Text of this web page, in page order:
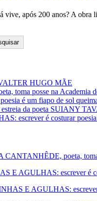
após 200 anos? A obra
VALTER HUGO MÃE
toma posse na Academia
é um fiapo de sol
da poeta SUIANY
escrever é costurar
CANTANHÊDE, poeta, toma
E AGULHAS: escrever é
E AGULHAS: escrever